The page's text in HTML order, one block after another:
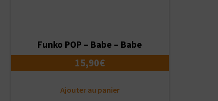
Funko POP – Babe – Babe
15,90€
Ajouter au panier